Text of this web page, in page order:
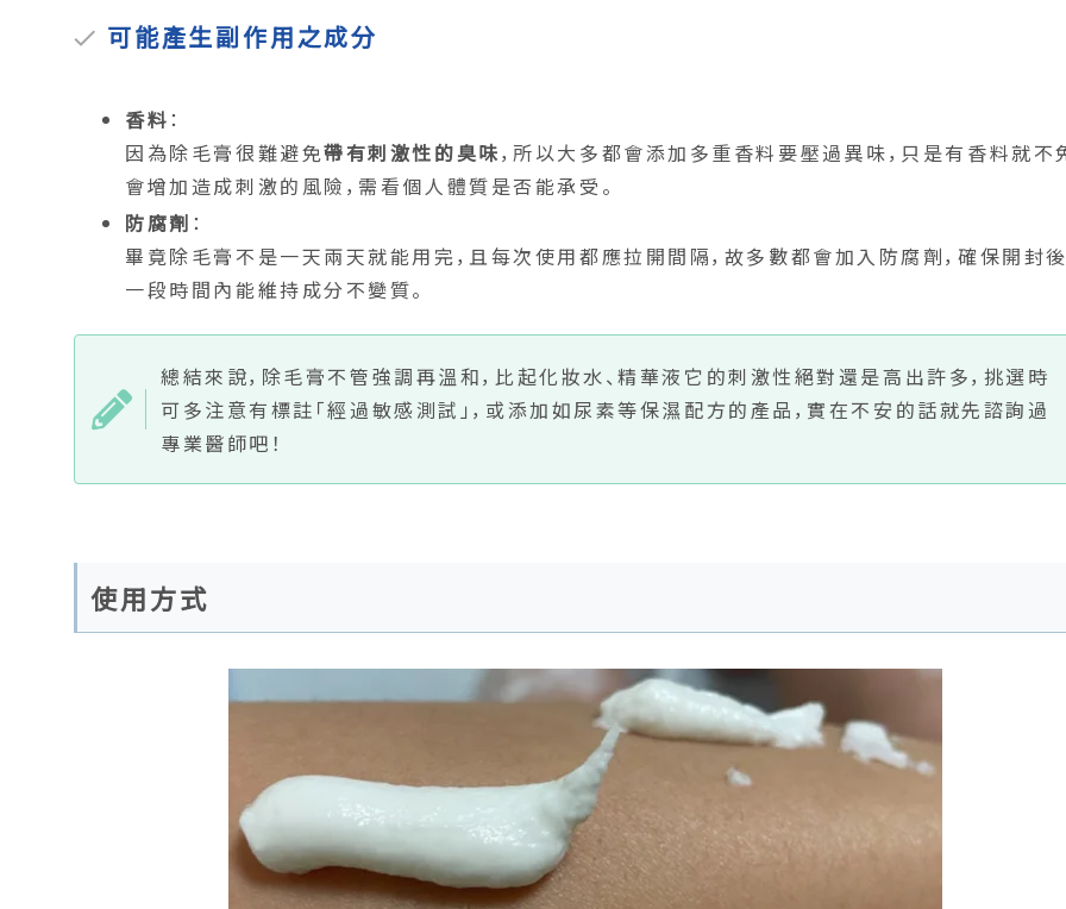
可能產生副作用之成分
香料 ：
因為除毛膏很難避免帶有刺激性的臭味，所以大多都會添加多重香料要壓過異味，只是有香料就不
會增加造成刺激的風險，需看個人體質是否能承受。
防腐劑 ：
畢竟除毛膏不是一天兩天就能用完，且每次使用都應拉開間隔，故多數都會加入防腐劑，確保開封
一段時間內能維持成分不變質。
總結來說，除毛膏不管強調再溫和，比起化妝水、精華液它的刺激性絕對還是高出許多，挑選時
可多注意有標註「經過敏感測試」，或添加如尿素等保濕配方的產品，實在不安的話就先諮詢過
專業醫師吧！
使用方式